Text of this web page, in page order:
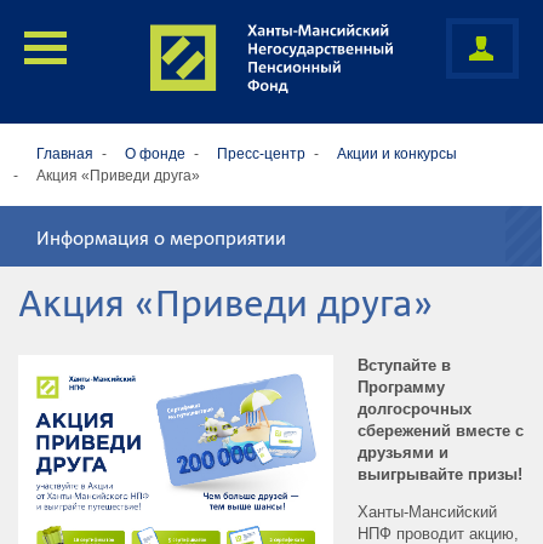
Главная О фонде Пресс-центр
Акции и конкурсы
Акция «Приведи друга»
Информация о мероприятии
Акция «Приведи друга»
Вступайте в
Программу
долгосрочных
сбережений вместе с
друзьями и
выигрывайте призы!
Ханты-Мансийский
НПФ проводит акцию,